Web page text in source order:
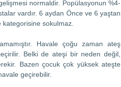
normaldir. Popülasyonun %4-
vardır. 6 aydan Önce ve 6 yaştan
sokulmaz.
Havale çoğu zaman ateş
Belki de ateşi bir neden değil,
Bazen çocuk çok yüksek ateşte
geçirebilir.